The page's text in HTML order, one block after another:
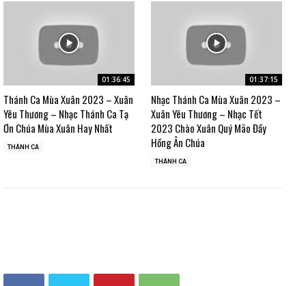
01:36:45
Thánh Ca Mùa Xuân 2023 – Xuân
Yêu Thương – Nhạc Thánh Ca Tạ
Ơn Chúa Mùa Xuân Hay Nhất
THÁNH CA
01:37:15
Nhạc Thánh Ca Mùa Xuân 2023 –
Xuân Yêu Thương – Nhạc Tết
2023 Chào Xuân Quý Mão Đầy
Hồng Ân Chúa
THÁNH CA